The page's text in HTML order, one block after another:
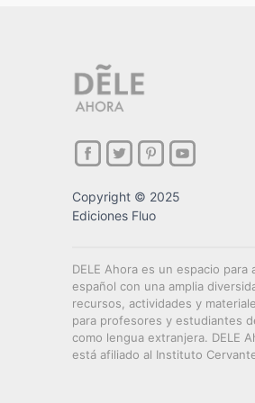
Copyright © 2025
Ediciones Fluo
DELE Ahora es un espacio para
español con una amplia
recursos, actividades y
para profesores y estudiantes
como lengua extranjera. DELE
está afiliado al Instituto